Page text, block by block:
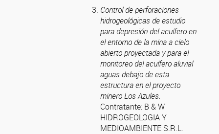
Control de perforaciones
hidrogeológicas de estudio
para depresión del acuífero en
el entorno de la mina a cielo
abierto proyectada y para el
monitoreo del acuífero aluvial
aguas debajo de esta
estructura en el proyecto
minero Los Azules.
Contratante: B & W
HIDROGEOLOGIA Y
MEDIOAMBIENTE S.R.L.